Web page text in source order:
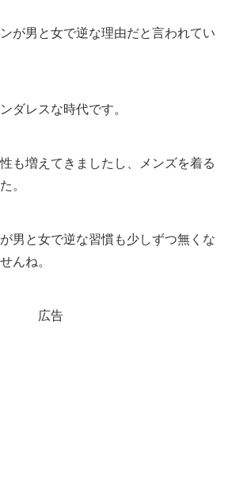
が男と女で逆な理由だと言われてい
ダレスな時代です。
も増えてきましたし、メンズを着る
。
男と女で逆な習慣も少しずつ無くな
んね。
広告